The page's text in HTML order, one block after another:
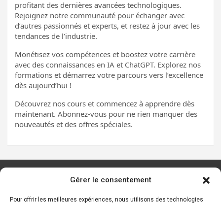
Gérer le consentement
Pour offrir les meilleures expériences, nous utilisons des technologies
profitant des dernières avancées technologiques.
Rejoignez notre communauté pour échanger avec
d’autres passionnés et experts, et restez à jour avec les
tendances de l’industrie.
Monétisez vos compétences et boostez votre carrière
avec des connaissances en IA et ChatGPT. Explorez nos
formations et démarrez votre parcours vers l’excellence
dès aujourd’hui !
Découvrez nos cours et commencez à apprendre dès
maintenant. Abonnez-vous pour ne rien manquer des
nouveautés et des offres spéciales.
Les principaux outils d’IA
Ressources sur l’IA